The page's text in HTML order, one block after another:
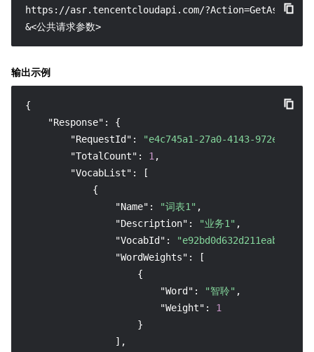
https://asr.tencentcloudapi.com/
&<公共请求参数>
输出示例
{
"Response" :
{
"RequestId" :
"e4c745a1-27a0-4143-972e-
"TotalCount" : 1 ,
"VocabList" :
[
{
"Name" : "词表1" ,
"Description" : "业务1" ,
"VocabId" :
"WordWeights" :
[
{
"Word" : "智聆" ,
"Weight" :
1
}
] ,